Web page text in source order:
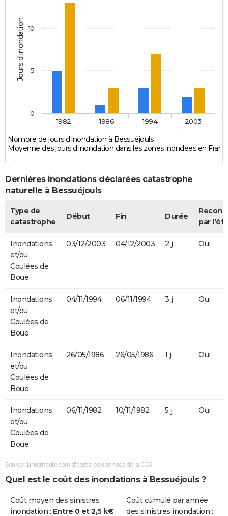
Jours d'inondation
Nombre de jours d'inondation à Bessuéjouls
Moyenne des jours d'inondation dans les zones inondées en
1982 1986 1994 2003
0
5
10
Dernières inondations déclarées catastrophe
naturelle à Bessuéjouls
Type de
catastrophe
Début Fin Durée
par
Inondations
et/ou
Coulées de
Boue
03/12/2003 04/12/2003 2 j Oui
Inondations
et/ou
Coulées de
Boue
04/11/1994 06/11/1994 3 j Oui
Inondations
et/ou
Coulées de
Boue
26/05/1986 26/05/1986 1 j Oui
Inondations
et/ou
Coulées de
Boue
06/11/1982 10/11/1982 5 j Oui
Source : Linternaute.com d'après les données de la CCR
Quel est le coût des inondations à Bessuéjouls ?
Coût moyen des sinistres
inondation : Entre 0 et 2,5 k€
Coût cumulé par année
des sinistres inondation :